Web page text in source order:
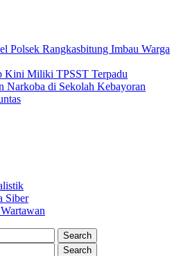
Polsek Rangkasbitung Imbau Warga
Kini Miliki TPSST Terpadu
Narkoba di Sekolah Kebayoran
Siber